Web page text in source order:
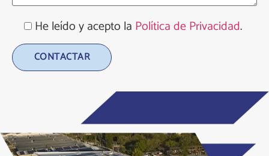
He leído y acepto la Política de Privacidad.